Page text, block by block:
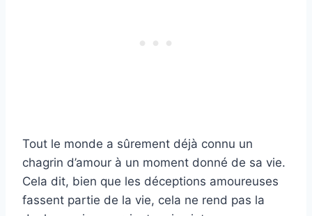
Tout le monde a sûrement déjà connu un
chagrin d’amour à un moment donné de sa vie.
Cela dit, bien que les déceptions amoureuses
fassent partie de la vie, cela ne rend pas la